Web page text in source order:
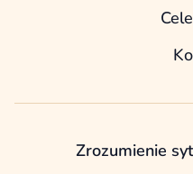
Zrozumienie